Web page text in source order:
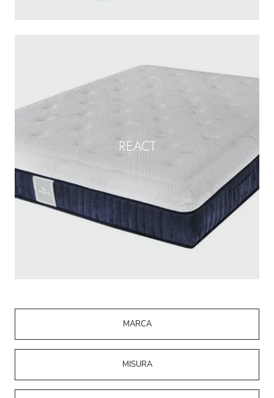
MARCA
MISURA
REACT